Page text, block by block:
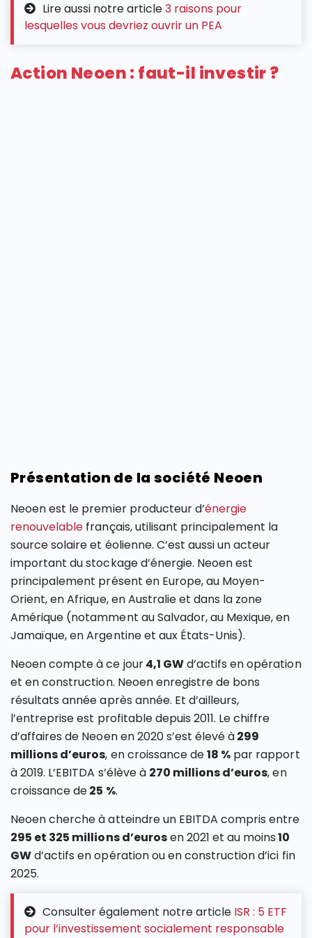
Lire aussi notre article3 raisons pour
lesquelles vous devriez ouvrir un PEA
Action Neoen : faut-il investir ?
Présentation de la société Neoen
Neoen est le premier producteur d’énergie
renouvelable français, utilisant principalement la
source solaire et éolienne. C’est aussi un acteur
important du stockage d’énergie. Neoen est
principalement présent en Europe, au Moyen-
Orient, en Afrique, en Australie et dans la zone
Amérique (notamment au Salvador, au Mexique, en
Jamaïque, en Argentine et aux États-Unis).
Neoen compte à ce jour4,1 GWd’actifs en opération
et en construction. Neoen enregistre de bons
résultats année après année. Et d’ailleurs,
l’entreprise est profitable depuis 2011. Le chiffre
d’affaires de Neoen en 2020 s’est élevé à299
millions d’euros, en croissance de18 % par rapport
à 2019. L’EBITDA s’élève à 270 millions d’euros, en
croissance de25 %.
Neoen cherche à atteindre un EBITDA compris entre
295 et 325 millions d’eurosen 2021 et au moins10
GWd’actifs en opération ou en construction d’ici fin
2025.
Consulter également notre article ISR : 5 ETF
pour l’investissement socialement responsable